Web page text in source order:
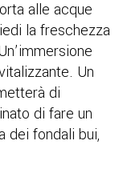
alle acque
la freschezza
Un
di
di fare un
dei fondali bui,